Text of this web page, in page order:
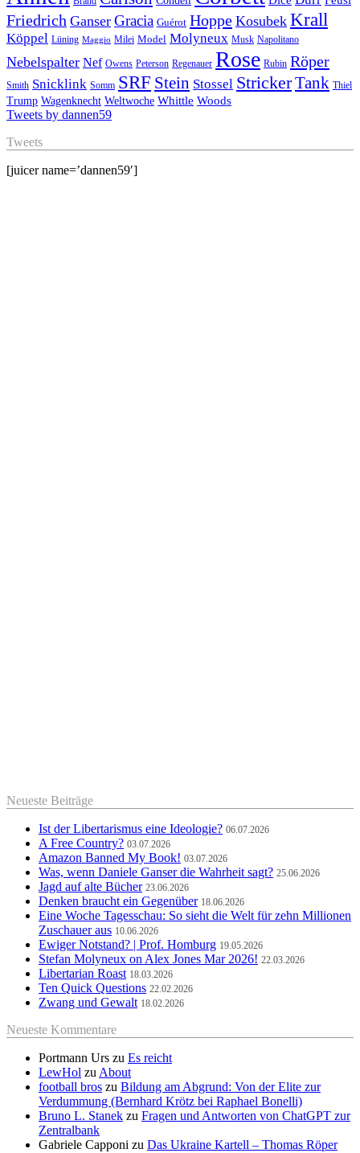
Friedrich Ganser Gracia Guérot Hoppe Kosubek Krall
Köppel Lüning Maggio Milei Model Molyneux Musk Napolitano
Nebelspalter Nef Owens Peterson Regenauer Rose Rubin Röper
Smith Snicklink Somm SRF Stein Stossel StrickerTank Thiel
Trump Wagenknecht Weltwoche Whittle Woods
Tweets by dannen59
Tweets
[juicer name=’dannen59′]
Neueste Beiträge
Ist der Libertarismus eine Ideologie? 06.07.2026
A Free Country? 03.07.2026
Amazon Banned My Book! 03.07.2026
Was, wenn Daniele Ganser die Wahrheit sagt? 25.06.2026
Jagd auf alte Bücher 23.06.2026
Denken braucht ein Gegenüber 18.06.2026
Eine Woche Tagesschau: So sieht die Welt für zehn Millionen
Zuschauer aus 10.06.2026
Ewiger Notstand? | Prof. Homburg 19.05.2026
Stefan Molyneux on Alex Jones Mar 2026! 22.03.2026
Libertarian Roast 18.03.2026
Ten Quick Questions 22.02.2026
Zwang und Gewalt 18.02.2026
Neueste Kommentare
Portmann Urs zu Es reicht
LewHol zu About
football bros zu Bildung am Abgrund: Von der Elite zur
Verdummung (Bernhard Krötz bei Raphael Bonelli)
Bruno L. Stanek zu Fragen und Antworten von ChatGPT zur
Zentralbank
Gabriele Capponi zu Das Ukraine Kartell – Thomas Röper